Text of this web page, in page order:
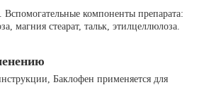
Вспомогательные компоненты препарата:
магния стеарат, тальк, этилцеллюлоза.
Баклофен применяется для